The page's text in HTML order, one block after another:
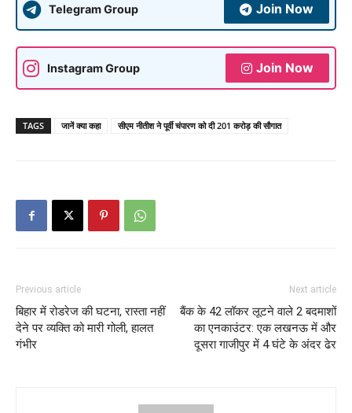
Telegram Group Join Now
Instagram Group Join Now
TAGS जानें क्या कहा सीएम नीतीश ने पूर्वी चंपारण को दी 201 करोड़ की सौगात
Previous article
बिहार में रोडरेज की घटना, रास्ता नहीं
देने पर व्यक्ति को मारी गोली, हालत
गंभीर
Next article
बैंक के 42 लॉकर लूटने वाले 2 बदमाशों
का एनकाउंटर: एक लखनऊ में और
दूसरा गाजीपुर में 4 घंटे के अंदर ढेर